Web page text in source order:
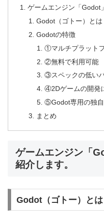
ゲームエンジン「Godot
Godot（ゴトー）とは
Godotの特徴
①マルチプラット
②無料で利用可能
③スペックの低い
④2Dゲームの開発
⑤Godot専用の独
まとめ
ゲームエンジン「
紹介します。
Godot（ゴトー）とは